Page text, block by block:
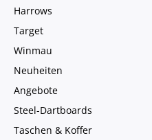
Harrows
Target
Winmau
Neuheiten
Angebote
Steel-Dartboards
Taschen & Koffer